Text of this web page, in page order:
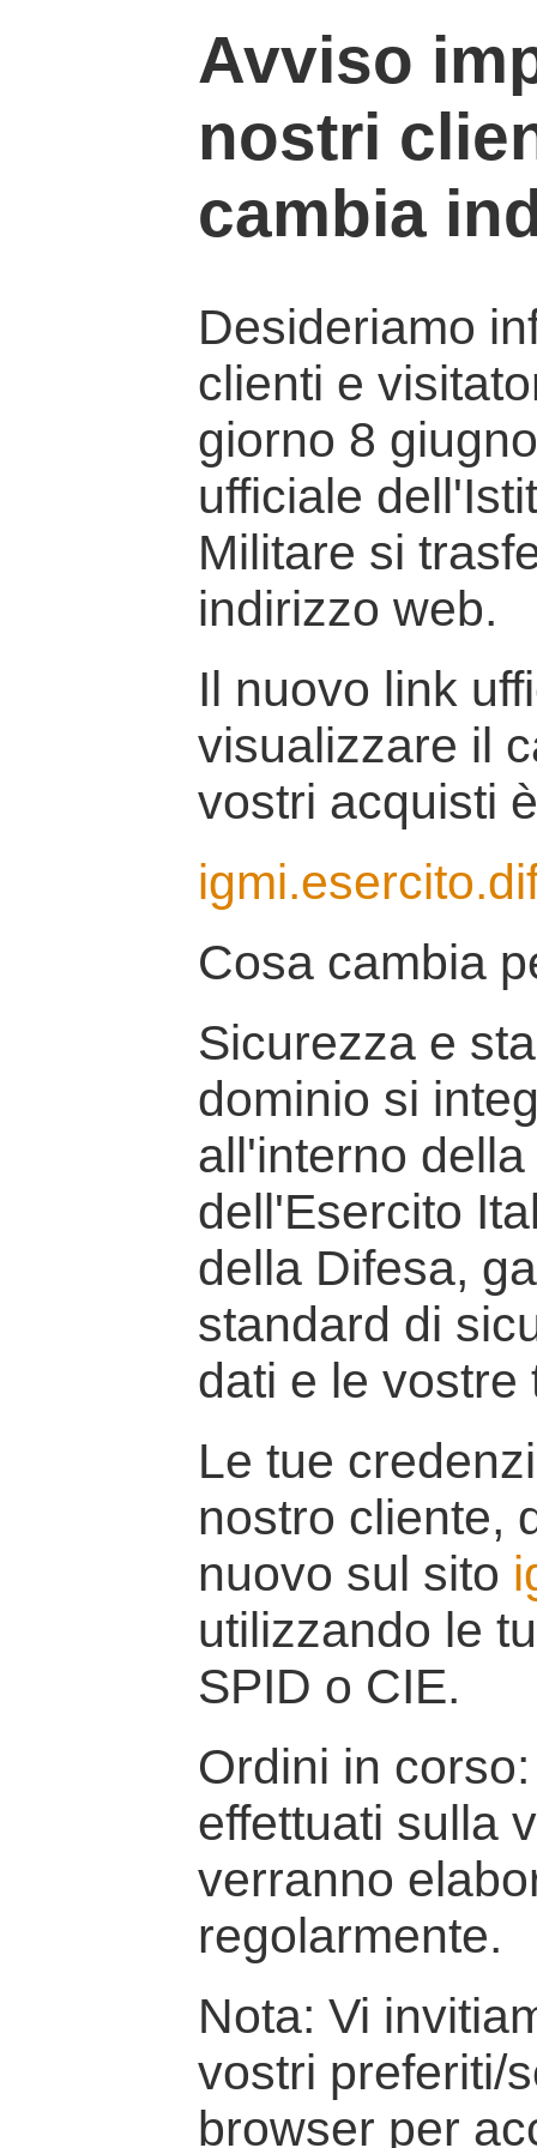
Avviso
nostri
cambia
Desideriamo
clienti e
giorno 8
ufficiale
Militare si
indirizzo web.
Il nuovo link
visualizzare il
vostri acquisti
Cosa cambia
Sicurezza e
dominio si
all'interno
dell'Esercito
della Difesa,
standard di
dati e le vostre
Le tue
nostro cliente,
nuovo sul sito
utilizzando le
SPID o CIE.
Ordini in
effettuati sulla
verranno
regolarmente.
Nota: Vi
vostri preferiti/
browser per